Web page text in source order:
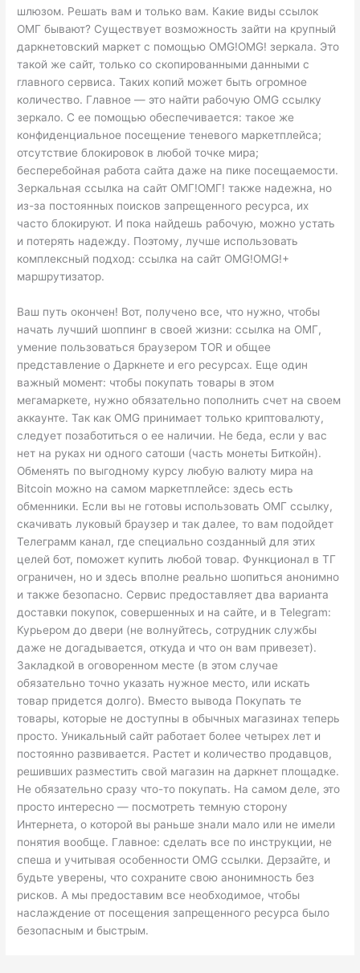
шлюзом. Решать вам и только вам. Какие виды ссылок
ОМГ бывают? Существует возможность зайти на крупный
даркнетовский маркет с помощью OMG!OMG! зеркала. Это
такой же сайт, только со скопированными данными с
главного сервиса. Таких копий может быть огромное
количество. Главное — это найти рабочую OMG ссылку
зеркало. С ее помощью обеспечивается: такое же
конфиденциальное посещение теневого маркетплейса;
отсутствие блокировок в любой точке мира;
бесперебойная работа сайта даже на пике посещаемости.
Зеркальная ссылка на сайт ОМГ!ОМГ! также надежна, но
из-за постоянных поисков запрещенного ресурса, их
часто блокируют. И пока найдешь рабочую, можно устать
и потерять надежду. Поэтому, лучше использовать
комплексный подход: ссылка на сайт OMG!OMG!+
маршрутизатор.
Ваш путь окончен! Вот, получено все, что нужно, чтобы
начать лучший шоппинг в своей жизни: ссылка на ОМГ,
умение пользоваться браузером TOR и общее
представление о Даркнете и его ресурсах. Еще один
важный момент: чтобы покупать товары в этом
мегамаркете, нужно обязательно пополнить счет на своем
аккаунте. Так как OMG принимает только криптовалюту,
следует позаботиться о ее наличии. Не беда, если у вас
нет на руках ни одного сатоши (часть монеты Биткойн).
Обменять по выгодному курсу любую валюту мира на
Bitcoin можно на самом маркетплейсе: здесь есть
обменники. Если вы не готовы использовать ОМГ ссылку,
скачивать луковый браузер и так далее, то вам подойдет
Телеграмм канал, где специально созданный для этих
целей бот, поможет купить любой товар. Функционал в ТГ
ограничен, но и здесь вполне реально шопиться анонимно
и также безопасно. Сервис предоставляет два варианта
доставки покупок, совершенных и на сайте, и в Telegram:
Курьером до двери (не волнуйтесь, сотрудник службы
даже не догадывается, откуда и что он вам привезет).
Закладкой в оговоренном месте (в этом случае
обязательно точно указать нужное место, или искать
товар придется долго). Вместо вывода Покупать те
товары, которые не доступны в обычных магазинах теперь
просто. Уникальный сайт работает более четырех лет и
постоянно развивается. Растет и количество продавцов,
решивших разместить свой магазин на даркнет площадке.
Не обязательно сразу что-то покупать. На самом деле, это
просто интересно — посмотреть темную сторону
Интернета, о которой вы раньше знали мало или не имели
понятия вообще. Главное: сделать все по инструкции, не
спеша и учитывая особенности OMG ссылки. Дерзайте, и
будьте уверены, что сохраните свою анонимность без
рисков. А мы предоставим все необходимое, чтобы
наслаждение от посещения запрещенного ресурса было
безопасным и быстрым.